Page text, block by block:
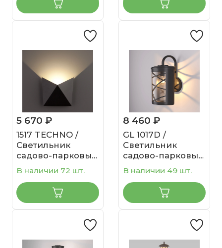
5 670 ₽
1517 TECHNO /
Светильник
садово-парковый
со светодиодами
LED BATTERFLY
черный
В наличии 72 шт.
8 460 ₽
GL 1017D /
Светильник
садово-парковый
Premier D
черный
В наличии 49 шт.